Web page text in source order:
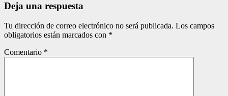
Deja una respuesta
Tu dirección de correo electrónico no será publicada. Los campos
obligatorios están marcados con *
Comentario *